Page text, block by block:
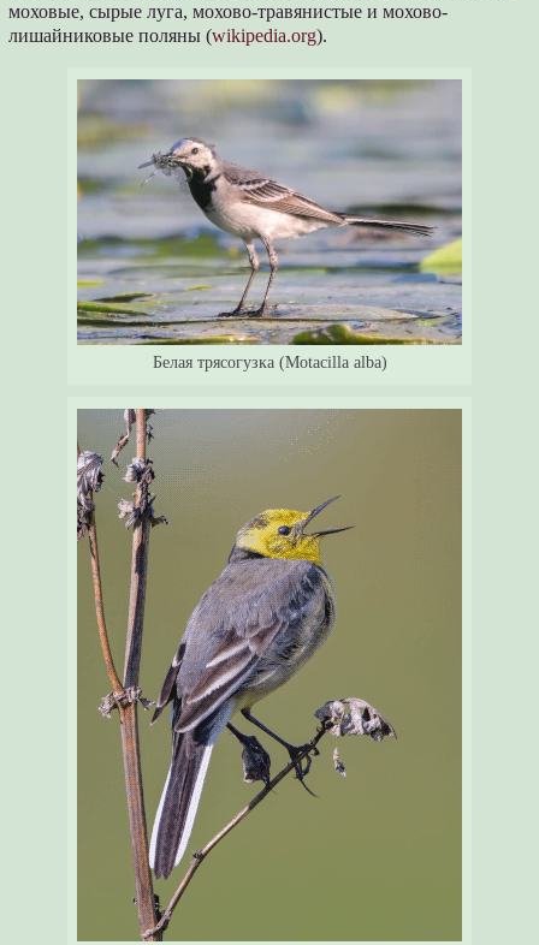
моховые, сырые луга, мохово-травянистые и мохово-
лишайниковые поляны (wikipedia.org).
Белая трясогузка (Motacilla alba)